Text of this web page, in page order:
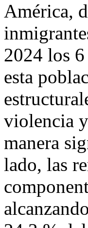
América,
2024 los
esta
violencia
manera
lado, las